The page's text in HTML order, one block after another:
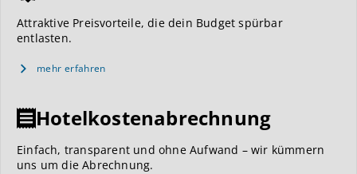
Attraktive Preisvorteile, die dein Budget spürbar
entlasten.
mehr erfahren
Hotelkostenabrechnung
Einfach, transparent und ohne Aufwand – wir kümmern
uns um die Abrechnung.